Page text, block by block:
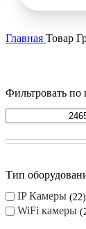
Главная Товар
Фильтровать по
Тип
IP Камеры 22
WiFi камеры